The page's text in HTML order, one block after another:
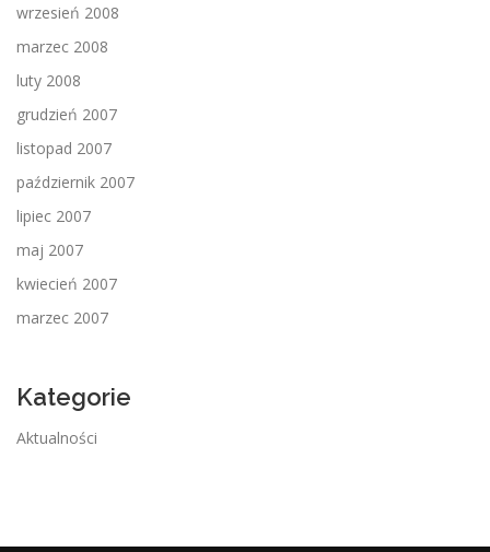
wrzesień 2008
marzec 2008
luty 2008
grudzień 2007
listopad 2007
październik 2007
lipiec 2007
maj 2007
kwiecień 2007
marzec 2007
Kategorie
Aktualności